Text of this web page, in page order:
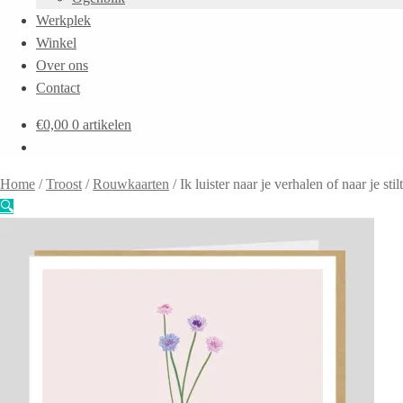
Werkplek
Winkel
Over ons
Contact
€0,00 0 artikelen
Home /Troost /Rouwkaarten /Ik luister naar je verhalen of naar je
🔍